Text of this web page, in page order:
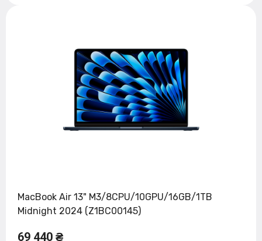
MacBook Air 13" M3/8CPU/10GPU/16GB/1TB
Midnight 2024 (Z1BC00145)
69 440 ₴